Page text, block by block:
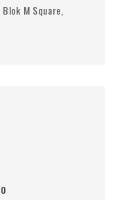
M Square,